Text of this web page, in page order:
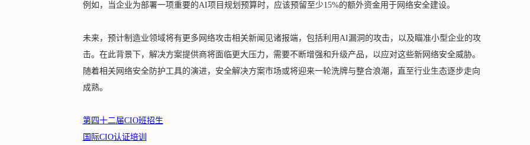
例如，当企业为部署一项重要的AI项目规划预算时，应该预留至少15%的额外资金用于网络安全建设。
未来，预计制造业领域将有更多网络攻击相关新闻见诸报端，包括利用AI漏洞的攻击，以及瞄准小型企业的攻
击。在此背景下，解决方案提供商将面临更大压力，需要不断增强和升级产品，以应对这些新网络安全威胁。
随着相关网络安全防护工具的演进，安全解决方案市场或将迎来一轮洗牌与整合浪潮，直至行业生态逐步走向
成熟。
第四十二届CIO班招生
国际CIO认证培训